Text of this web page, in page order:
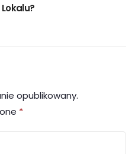
opublikowany.
*